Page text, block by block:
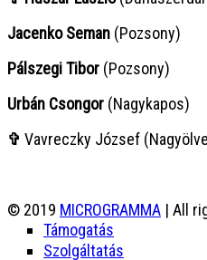
Jacenko Seman (Pozsony)
Pálszegi Tibor (Pozsony)
Urbán Csongor (Nagykapos)
✞ Vavreczky József
© 2019 MICROGRAMMA | All
Támogatás
Szolgáltatás